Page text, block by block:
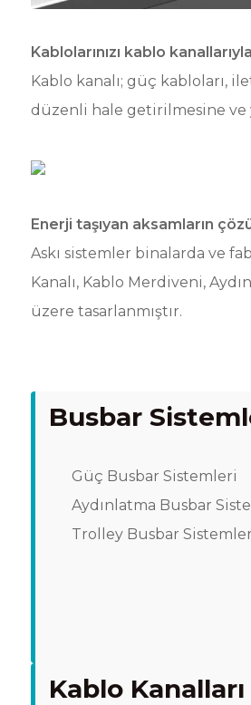
Kablolarınızı kablo
Kablo kanalı; güç kabloları,
düzenli hale getirilmesine ve
Enerji taşıyan aksamların
Askı sistemler binalarda ve
Kanalı, Kablo Merdiveni,
üzere tasarlanmıştır.
Busbar
Güç Busbar Sistemleri
Aydınlatma Busbar
Trolley Busbar
Kablo Kanalları